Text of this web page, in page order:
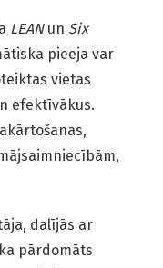
LEANun Six
pieeja var
vietas
efektīvākus.
dalījās ar
pārdomāts